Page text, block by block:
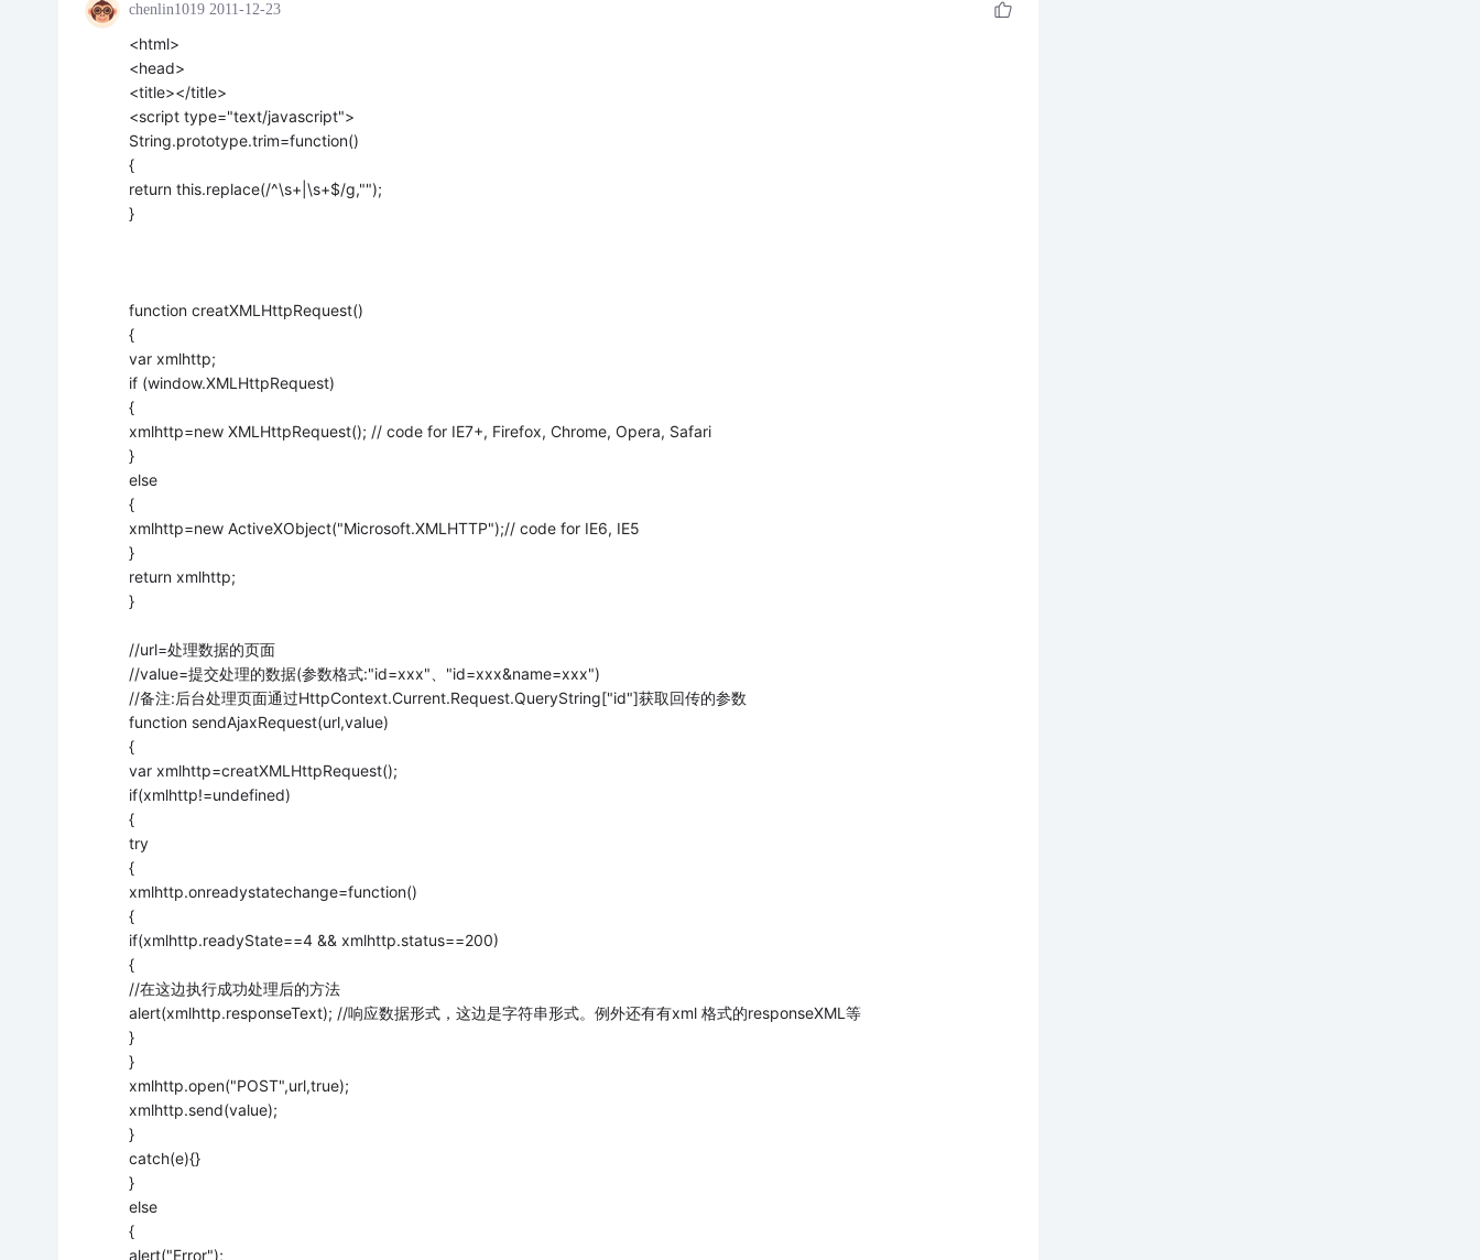
chenlin1019 2011-12-23
<html>
<head>
<title></title>
<script type="text/javascript">
String.prototype.trim=function()
{
return this.replace(/^\s+|\s+$/g,"");
}
function creatXMLHttpRequest()
{
var xmlhttp;
if (window.XMLHttpRequest)
{
xmlhttp=new XMLHttpRequest(); // code for IE7+, Firefox, Chrome, Opera, Safari
}
else
{
xmlhttp=new ActiveXObject("Microsoft.XMLHTTP");// code for IE6, IE5
}
return xmlhttp;
}
//url=处理数据的页面
//value=提交处理的数据(参数格式:"id=xxx"、"id=xxx&name=xxx")
//备注:后台处理页面通过HttpContext.Current.Request.QueryString["id"]获取回传的参数
function sendAjaxRequest(url,value)
{
var xmlhttp=creatXMLHttpRequest();
if(xmlhttp!=undefined)
{
try
{
xmlhttp.onreadystatechange=function()
{
if(xmlhttp.readyState==4 && xmlhttp.status==200)
{
//在这边执行成功处理后的方法
alert(xmlhttp.responseText); //响应数据形式，这边是字符串形式。例外还有有xml 格式的responseXML等
}
}
xmlhttp.open("POST",url,true);
xmlhttp.send(value);
}
catch(e){}
}
else
{
alert("Error");